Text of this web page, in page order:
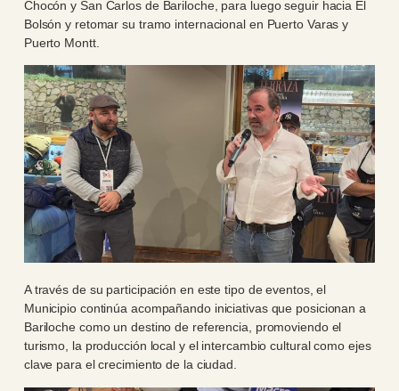
Chocón y San Carlos de Bariloche, para luego seguir hacia El
Bolsón y retomar su tramo internacional en Puerto Varas y
Puerto Montt.
A través de su participación en este tipo de eventos, el
Municipio continúa acompañando iniciativas que posicionan a
Bariloche como un destino de referencia, promoviendo el
turismo, la producción local y el intercambio cultural como ejes
clave para el crecimiento de la ciudad.